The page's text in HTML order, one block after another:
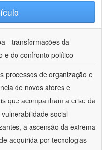
- transformações da
e do confronto político
processos de organização e
de novos atores e
que acompanham a crise da
social
a ascensão da extrema
adquirida por tecnologias